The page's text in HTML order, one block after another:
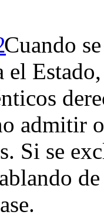
Cuando
el
admitir
Si se